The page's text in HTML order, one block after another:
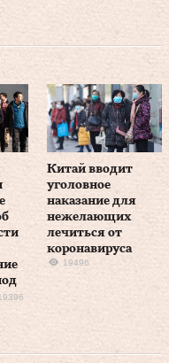
Китай вводит
уголовное
наказание для
нежелающих
лечиться от
коронавируса
19496